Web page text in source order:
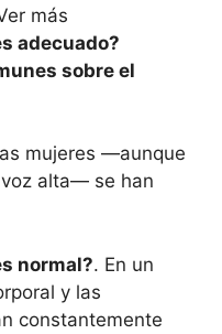
más
adecuado?
sobre el
mujeres —aunque
alta— se han
normal?. En un
y las
constantemente